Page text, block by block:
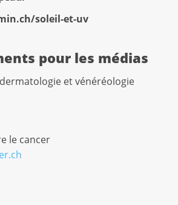
soleil-et-uv
pour les médias
et vénéréologie
le cancer